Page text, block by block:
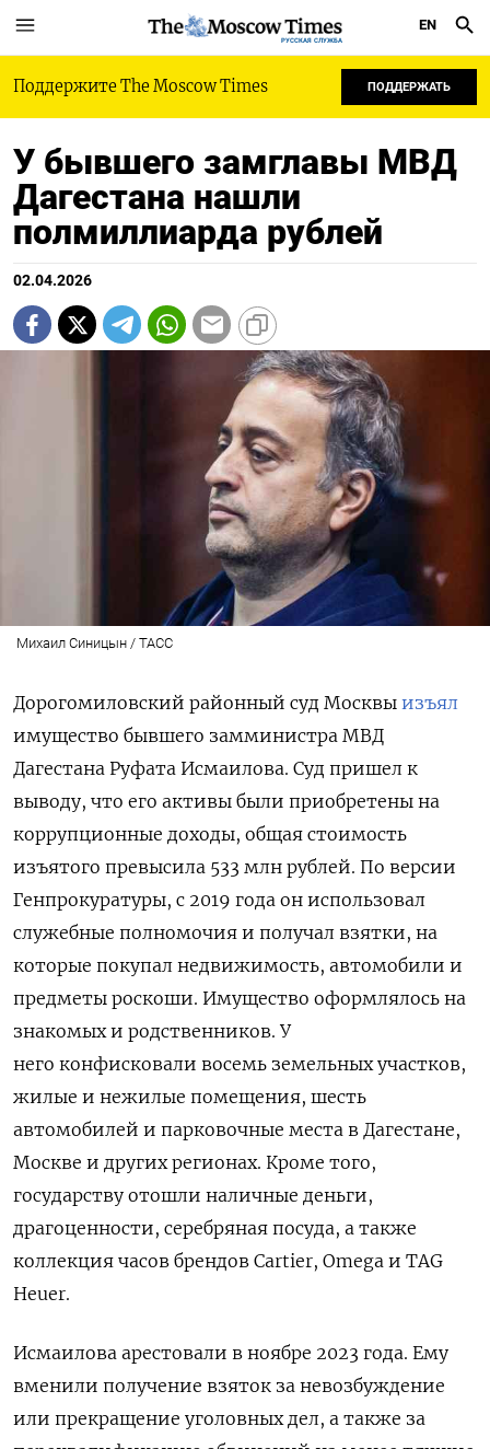
РУССКАЯ СЛУЖБА
EN
Поддержите The Moscow Times ПОДДЕРЖАТЬ
У бывшего замглавы МВД
Дагестана нашли
полмиллиарда рублей
02.04.2026
Михаил Синицын / ТАСС
Дорогомиловский районный суд Москвы изъял
имущество бывшего замминистра МВД
Дагестана Руфата Исмаилова. Суд пришел к
выводу, что его активы были приобретены на
коррупционные доходы, общая стоимость
изъятого превысила 533 млн рублей. По версии
Генпрокуратуры, с 2019 года он использовал
служебные полномочия и получал взятки, на
которые покупал недвижимость, автомобили и
предметы роскоши. Имущество оформлялось на
знакомых и родственников. У
него конфисковали восемь земельных участков,
жилые и нежилые помещения, шесть
автомобилей и парковочные места в Дагестане,
Москве и других регионах. Кроме того,
государству отошли наличные деньги,
драгоценности, серебряная посуда, а также
коллекция часов брендов Cartier, Omega и TAG
Heuer.
Исмаилова арестовали в ноябре 2023 года. Ему
вменили получение взяток за невозбуждение
или прекращение уголовных дел, а также за